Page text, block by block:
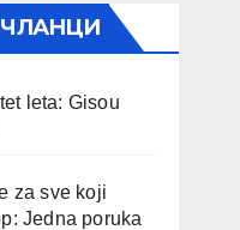
i kada bi
da ga
leta: Gisou
za sve koji
Jedna poruka